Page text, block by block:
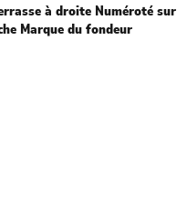
à droite Numéroté sur
Marque du fondeur